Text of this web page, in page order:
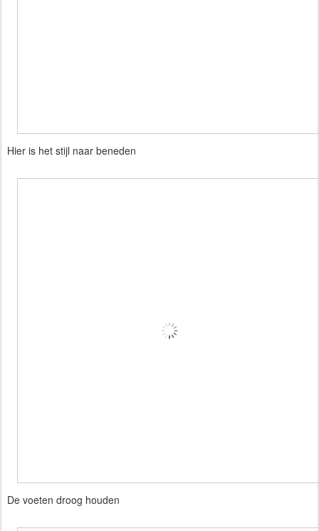
Hier is het stijl naar beneden
De voeten droog houden